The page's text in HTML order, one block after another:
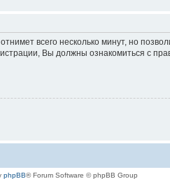
всего несколько минут, но
Вы должны ознакомиться с
phpBB® Forum Software © phpBB Group